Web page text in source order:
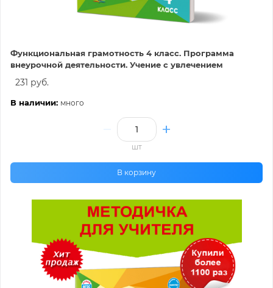
Функциональная грамотность 4 класс. Программа
внеурочной деятельности. Учение с увлечением
231 руб.
В наличии: много
шт
В корзину